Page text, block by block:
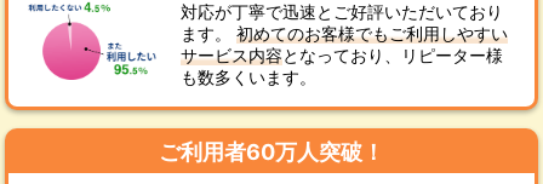
対応が丁寧で迅速とご好評いただいており
ます。初めてのお客様でもご利用しやすい
サービス内容となっており、リピーター様
も数多くいます。
ご利用者60万人突破！